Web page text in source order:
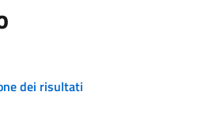
dei risultati